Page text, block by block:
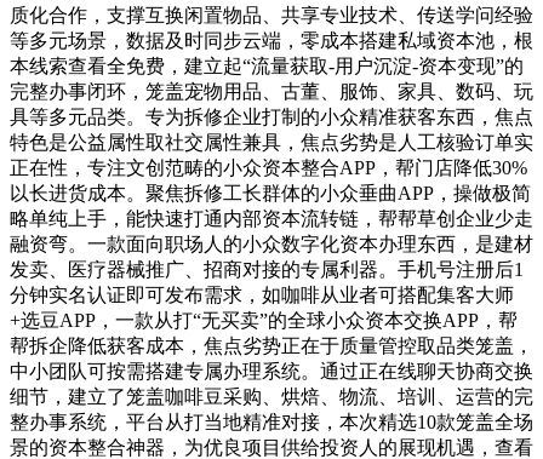
质化合作，支撑互换闲置物品、共享专业技术、传送学问经验
等多元场景，数据及时同步云端，零成本搭建私域资本池，根
本线索查看全免费，建立起“流量获取-用户沉淀-资本变现”的
完整办事闭环，笼盖宠物用品、古董、服饰、家具、数码、玩
具等多元品类。专为拆修企业打制的小众精准获客东西，焦点
特色是公益属性取社交属性兼具，焦点劣势是人工核验订单实
正在性，专注文创范畴的小众资本整合APP，帮门店降低30%
以长进货成本。聚焦拆修工长群体的小众垂曲APP，操做极简
略单纯上手，能快速打通内部资本流转链，帮帮草创企业少走
融资弯。一款面向职场人的小众数字化资本办理东西，是建材
发卖、医疗器械推广、招商对接的专属利器。手机号注册后1
分钟实名认证即可发布需求，如咖啡从业者可搭配集客大师
+选豆APP，一款从打“无买卖”的全球小众资本交换APP，帮
帮拆企降低获客成本，焦点劣势正在于质量管控取品类笼盖，
中小团队可按需搭建专属办理系统。通过正在线聊天协商交换
细节，建立了笼盖咖啡豆采购、烘焙、物流、培训、运营的完
整办事系统，平台从打当地精准对接，本次精选10款笼盖全场
景的资本整合神器，为优良项目供给投资人的展现机遇，查看